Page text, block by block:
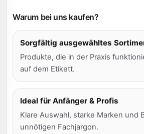
Warum bei uns kaufen?
Sorgfältig ausgewähltes
Produkte, die in der Praxis
auf dem Etikett.
Ideal für Anfänger & Profis
Klare Auswahl, starke Marken und
unnötigen Fachjargon.